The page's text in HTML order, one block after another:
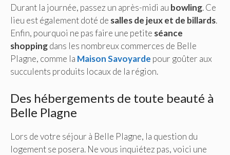
Durant la journée, passez un après-midi au bowling. Ce
lieu est également doté de salles de jeux et de billards.
Enfin, pourquoi ne pas faire une petite séance
shoppingdans les nombreux commerces de Belle
Plagne, comme la Maison Savoyarde pour goûter aux
succulents produits locaux de la région.
Des hébergements de toute beauté à
Belle Plagne
Lors de votre séjour à Belle Plagne, la question du
logement se posera. Ne vous inquiétez pas, voici une